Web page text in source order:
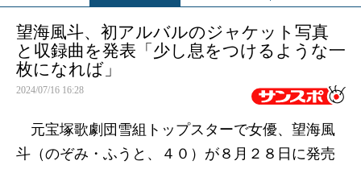
望海風斗、初アルバルのジャケット写真
と収録曲を発表「少し息をつけるような一
枚になれば」
2024/07/16 16:28
元宝塚歌劇団雪組トップスターで女優、望海風
斗（のぞみ・ふうと、４０）が８月２８日に発売